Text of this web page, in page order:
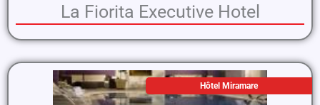
La Fiorita Executive Hotel
Hôtel Miramare